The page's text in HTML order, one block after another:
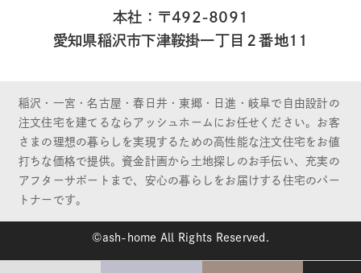
本社：〒492-8091
愛知県稲沢市下津鞍掛一丁目２番地11
稲沢・一宮・名古屋・春日井・東郷・日進・岐阜で自由設計の
注文住宅を建てるならアッシュホームにお任せください。お客
さまの理想の暮らしを実現するための高性能な注文住宅をお値
打ちな価格で提供。資金計画から土地探しのお手伝い、充実の
アフターサポートまで、安心の暮らしをお届けする住宅のパー
トナーです。
©ash-home All Rights Reserved.